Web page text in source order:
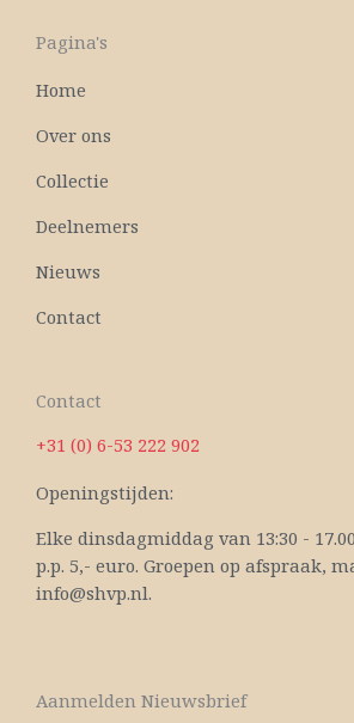
b
o
k
Pagina's
Home
Over ons
Collectie
Deelnemers
Nieuws
Contact
Contact
+31 (0) 6-53 222 902
Openingstijden:
Elke dinsdagmiddag van 13:30 -
p.p. 5,- euro. Groepen op afspraak,
info@shvp.nl.
Aanmelden Nieuwsbrief